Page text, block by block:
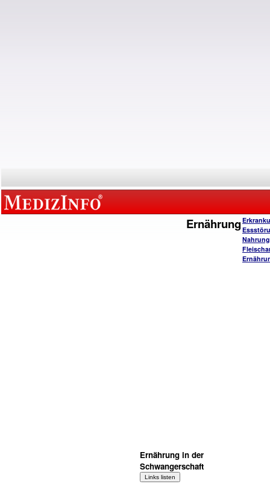
Ernährung
Ernährung in der
Schwangerschaft